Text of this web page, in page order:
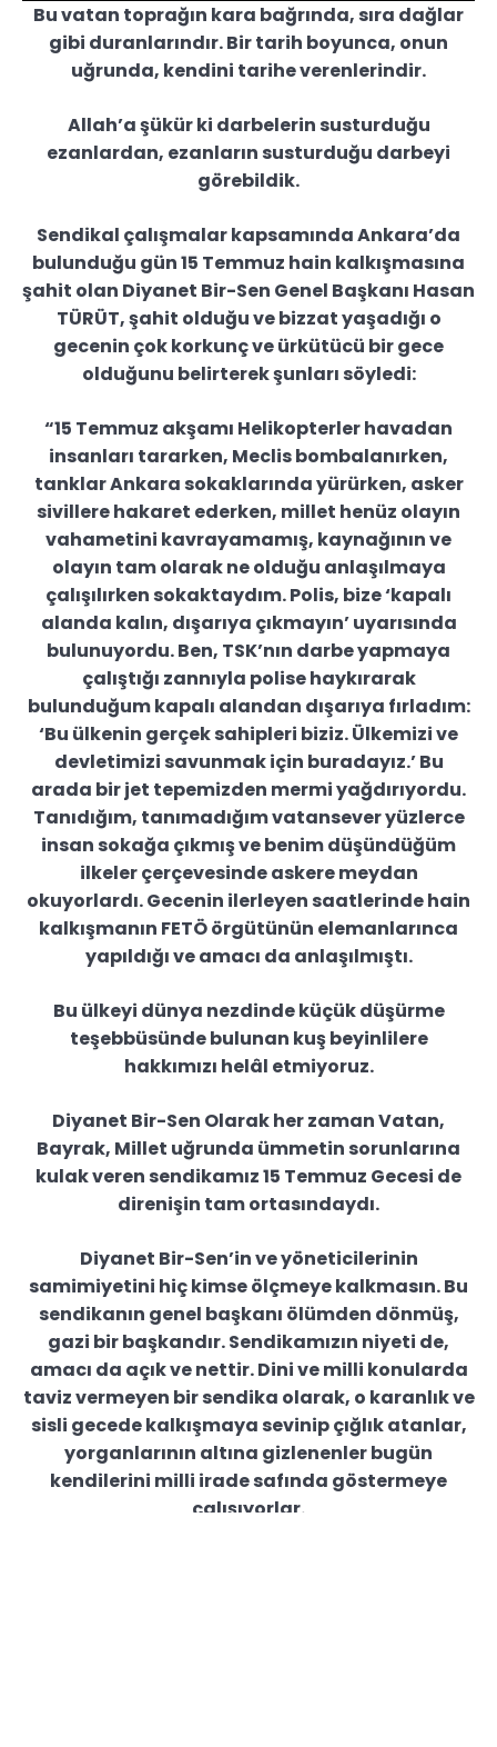
Bu vatan toprağın kara bağrında, sıra dağlar
gibi duranlarındır. Bir tarih boyunca, onun
uğrunda, kendini tarihe verenlerindir.
Allah’a şükür ki darbelerin susturduğu
ezanlardan, ezanların susturduğu darbeyi
görebildik.
Sendikal çalışmalar kapsamında Ankara’da
bulunduğu gün 15 Temmuz hain kalkışmasına
şahit olan Diyanet Bir-Sen Genel Başkanı Hasan
TÜRÜT, şahit olduğu ve bizzat yaşadığı o
gecenin çok korkunç ve ürkütücü bir gece
olduğunu belirterek şunları söyledi:
“15 Temmuz akşamı Helikopterler havadan
insanları tararken, Meclis bombalanırken,
tanklar Ankara sokaklarında yürürken, asker
sivillere hakaret ederken, millet henüz olayın
vahametini kavrayamamış, kaynağının ve
olayın tam olarak ne olduğu anlaşılmaya
çalışılırken sokaktaydım. Polis, bize ‘kapalı
alanda kalın, dışarıya çıkmayın’ uyarısında
bulunuyordu. Ben, TSK’nın darbe yapmaya
çalıştığı zannıyla polise haykırarak
bulunduğum kapalı alandan dışarıya fırladım:
‘Bu ülkenin gerçek sahipleri biziz. Ülkemizi ve
devletimizi savunmak için buradayız.’ Bu
arada bir jet tepemizden mermi yağdırıyordu.
Tanıdığım, tanımadığım vatansever yüzlerce
insan sokağa çıkmış ve benim düşündüğüm
ilkeler çerçevesinde askere meydan
okuyorlardı. Gecenin ilerleyen saatlerinde hain
kalkışmanın FETÖ örgütünün elemanlarınca
yapıldığı ve amacı da anlaşılmıştı.
Bu ülkeyi dünya nezdinde küçük düşürme
teşebbüsünde bulunan kuş beyinlilere
hakkımızı helâl etmiyoruz.
Diyanet Bir-Sen Olarak her zaman Vatan,
Bayrak, Millet uğrunda ümmetin sorunlarına
kulak veren sendikamız 15 Temmuz Gecesi de
direnişin tam ortasındaydı.
Diyanet Bir-Sen’in ve yöneticilerinin
samimiyetini hiç kimse ölçmeye kalkmasın. Bu
sendikanın genel başkanı ölümden dönmüş,
gazi bir başkandır. Sendikamızın niyeti de,
amacı da açık ve nettir. Dini ve milli konularda
taviz vermeyen bir sendika olarak, o karanlık ve
sisli gecede kalkışmaya sevinip çığlık atanlar,
yorganlarının altına gizlenenler bugün
kendilerini milli irade safında göstermeye
çalışıyorlar.